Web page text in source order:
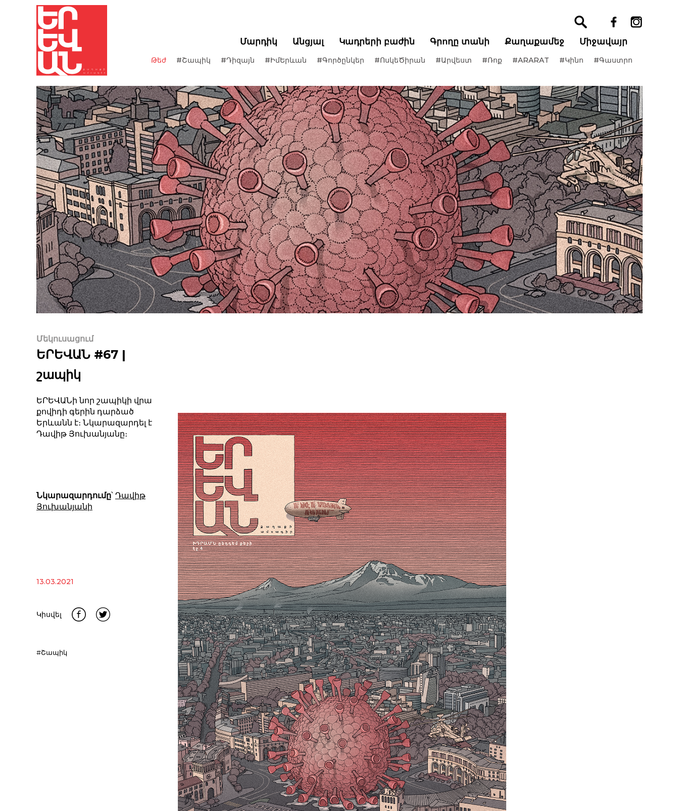
Մարդիկ Անցյալ Կադրերի բաժին Գրողը տանի Քաղաքամեջ Միջավայր
Թեժ #Շապիկ #Դիզայն #ԻմԵրևան #Գործընկեր #ՈսկեԾիրան #Արվեստ #Ռոք #ARARAT #Կինո #Գաստրո
Մեկուսացում
ԵՐԵՎԱՆ #67 |
շապիկ
ԵՐԵՎԱՆի նոր շապիկի վրա
քովիդի գերին դարձած
Երևանն է։ Նկարազարդել է
Դավիթ Յուխանյանը։
Նկարազարդումը՝ Դավիթ
Յուխանյանի
13.03.2021
Կիսվել
#Շապիկ